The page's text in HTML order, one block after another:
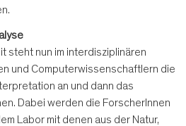
steht nun im interdisziplinären
und Computerwissenschaftlern die
an und dann das
Dabei werden die ForscherInnen
Labor mit denen aus der Natur,